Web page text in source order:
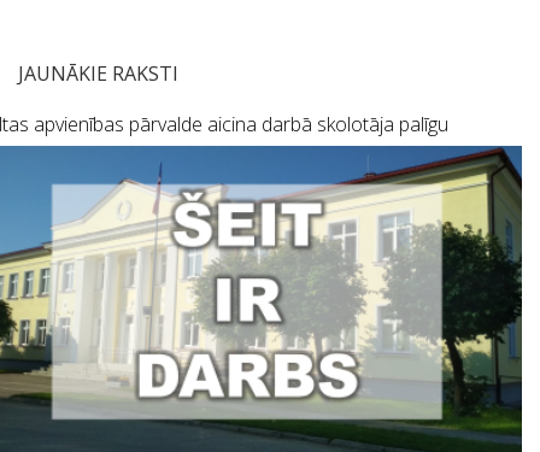
JAUNĀKIE RAKSTI
apvienības pārvalde aicina darbā skolotāja palīgu